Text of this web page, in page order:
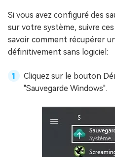
Si vous avez configuré des
sur votre système, suivre
savoir comment récupérer
définitivement sans logiciel:
Cliquez sur le bouton
"Sauvegarde Windows".